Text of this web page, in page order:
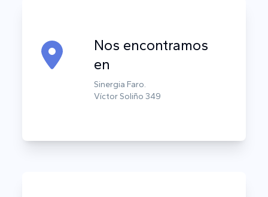
Nos encontramos
en
Sinergia Faro.
Víctor Soliño 349